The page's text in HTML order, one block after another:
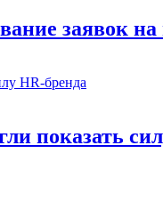
заявок
показать